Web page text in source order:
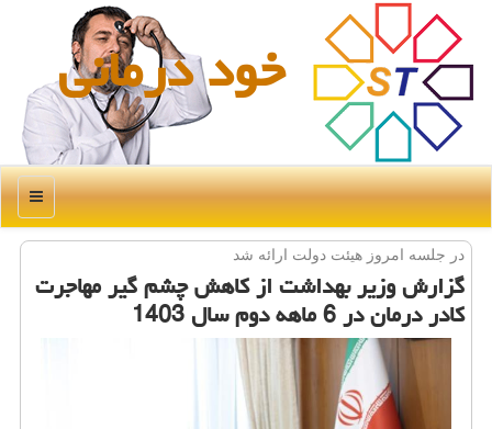
خود درمانی
منو
در جلسه امروز هیئت دولت ارائه شد
گزارش وزیر بهداشت از کاهش چشم گیر مهاجرت
کادر درمان در 6 ماهه دوم سال 1403